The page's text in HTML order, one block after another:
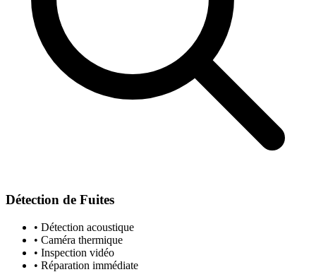
Détection de Fuites
• Détection acoustique
• Caméra thermique
• Inspection vidéo
• Réparation immédiate